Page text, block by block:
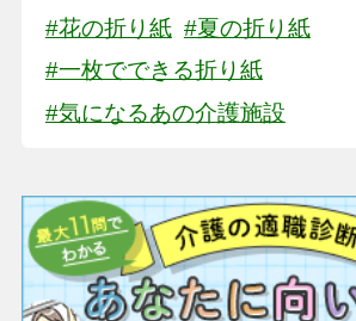
#花の折り紙 #夏の折り紙
#一枚でできる折り紙
#気になるあの介護施設